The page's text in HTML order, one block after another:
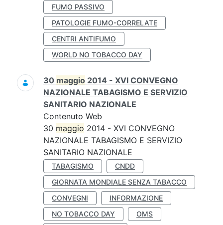
FUMO PASSIVO
PATOLOGIE FUMO-CORRELATE
CENTRI ANTIFUMO
WORLD NO TOBACCO DAY
30 maggio 2014 - XVI CONVEGNO
NAZIONALE TABAGISMO E SERVIZIO
SANITARIO NAZIONALE
Contenuto Web
30 maggio 2014 - XVI CONVEGNO
NAZIONALE TABAGISMO E SERVIZIO
SANITARIO NAZIONALE
TABAGISMO
CNDD
GIORNATA MONDIALE SENZA TABACCO
CONVEGNI
INFORMAZIONE
NO TOBACCO DAY
OMS